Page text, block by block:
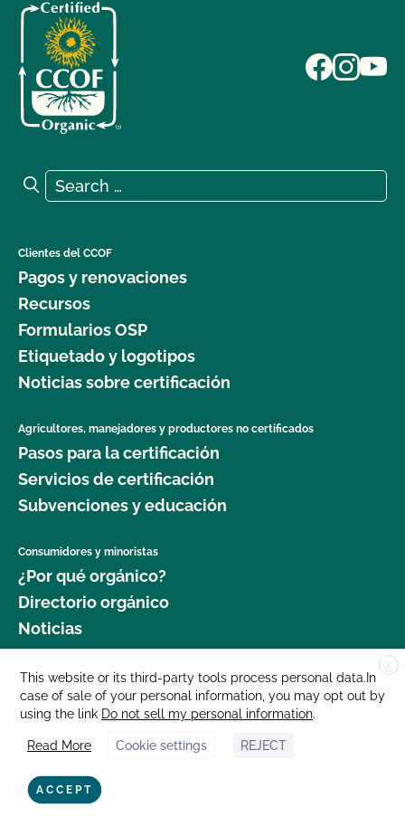
Search for:
Search
Clientes del CCOF
Pagos y renovaciones
Recursos
Formularios OSP
Etiquetado y logotipos
Noticias sobre certificación
Agricultores, manejadores y productores no certificados
Pasos para la certificación
Servicios de certificación
Subvenciones y educación
Consumidores y minoristas
¿Por qué orgánico?
Directorio orgánico
Noticias
Donar
Carreras profesionales
Sala de prensa
Contáctenos
877 Cedar Street, Suite 248, Santa Cruz, CA 95060 © 2025 CCOF.org
X
This website or its third-party tools process personal data.In
case of sale of your personal information, you may opt out by
using the link Do not sell my personal information.
Read More Cookie settings REJECT
ACCEPT